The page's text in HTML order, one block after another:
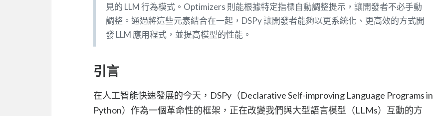
見的 LLM 行為模式。Optimizers 則能根據特定指標自動調整提示，讓開發者不必手動
調整。通過將這些元素結合在一起，DSPy 讓開發者能夠以更系統化、更高效的方式開
發 LLM 應用程式，並提高模型的性能。
引言
在人工智能快速發展的今天，DSPy（Declarative Self-improving Language Programs in
Python）作為一個革命性的框架，正在改變我們與大型語言模型（LLMs）互動的方